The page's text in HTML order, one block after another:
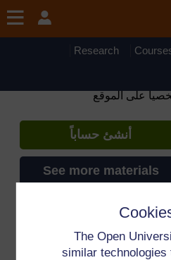
The Open
similar
OpenLearn Create will be
August 2026 from 8am to
Research
على الموقع
أنشئ حساباً
See more materials
Key Resource: